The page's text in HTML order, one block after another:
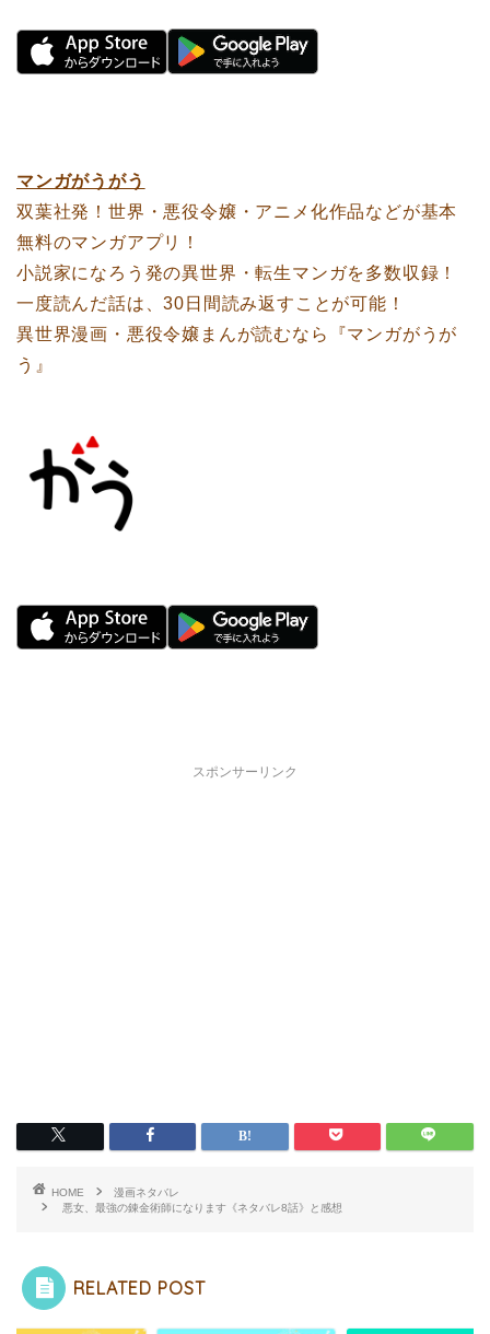
マンガがうがう
双葉社発！世界・悪役令嬢・アニメ化作品などが基本
無料のマンガアプリ！
小説家になろう発の異世界・転生マンガを多数収録！
一度読んだ話は、30日間読み返すことが可能！
異世界漫画・悪役令嬢まんが読むなら『マンガがうが
う』
スポンサーリンク
HOME
漫画ネタバレ
悪女、最強の錬金術師になります《ネタバレ8話》と感想
RELATED POST